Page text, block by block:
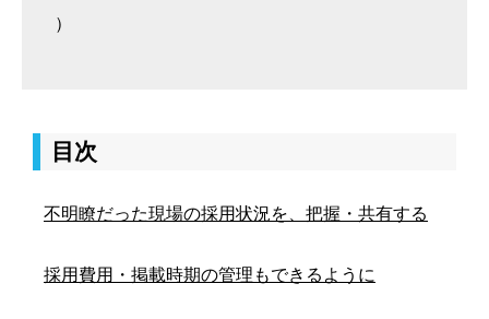
）
目次
不明瞭だった現場の採用状況を、把握・共有する
採用費用・掲載時期の管理もできるように